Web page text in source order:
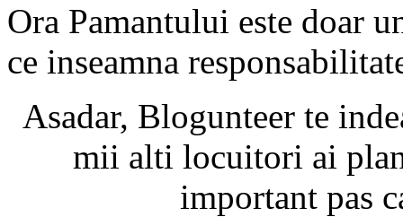
Ora Pamantului este doar
ce inseamna
Asadar, Blogunteer te
mii alti locuitori ai
important pas